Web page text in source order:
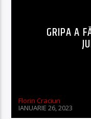
GRIPA A
Florin Craciun
IANUARIE 26, 2023